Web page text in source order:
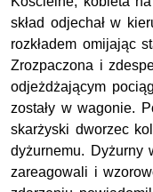
skład odjechał w
rozkładem omijając
Zrozpaczona i
odjeżdżającym
zostały w wagonie.
skarżyski dworzec
dyżurnemu. Dyżurny
zareagowali i